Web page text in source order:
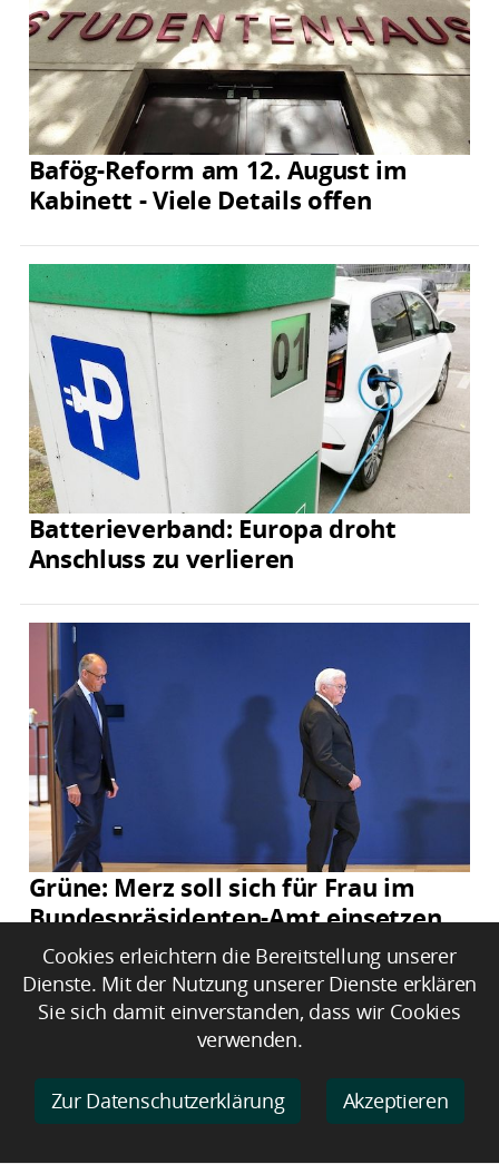
Bafög-Reform am 12. August im
Kabinett - Viele Details offen
Batterieverband: Europa droht
Anschluss zu verlieren
Grüne: Merz soll sich für Frau im
Bundespräsidenten-Amt einsetzen
Cookies erleichtern die Bereitstellung unserer
Dienste. Mit der Nutzung unserer Dienste erklären
Sie sich damit einverstanden, dass wir Cookies
verwenden.
Zur Datenschutzerklärung Akzeptieren